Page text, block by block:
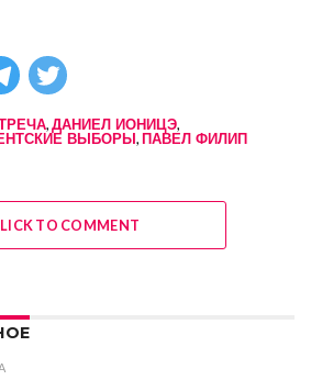
, ДАНИЕЛ ИОНИЦЭ,
ВЫБОРЫ, ПАВЕЛ ФИЛИП
TO COMMENT